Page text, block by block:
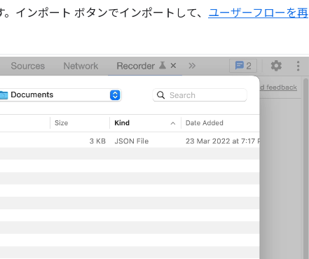
インポート ボタンでインポートして、 ユーザーフローを再